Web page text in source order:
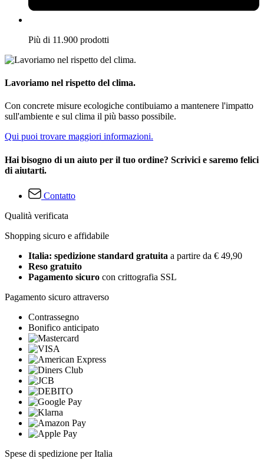
Più di 11.900 prodotti
Lavoriamo nel rispetto del clima.
Con concrete misure ecologiche contibuiamo a mantenere l'impatto
sull'ambiente e sul clima il più basso possibile.
Qui puoi trovare maggiori informazioni.
Hai bisogno di un aiuto per il tuo ordine? Scrivici e saremo felici
di aiutarti.
Contatto
Qualità verificata
Shopping sicuro e affidabile
Italia: spedizione standard gratuita a partire da € 49,90
Reso gratuito
Pagamento sicuro con crittografia SSL
Pagamento sicuro attraverso
Contrassegno
Bonifico anticipato
Spese di spedizione per Italia